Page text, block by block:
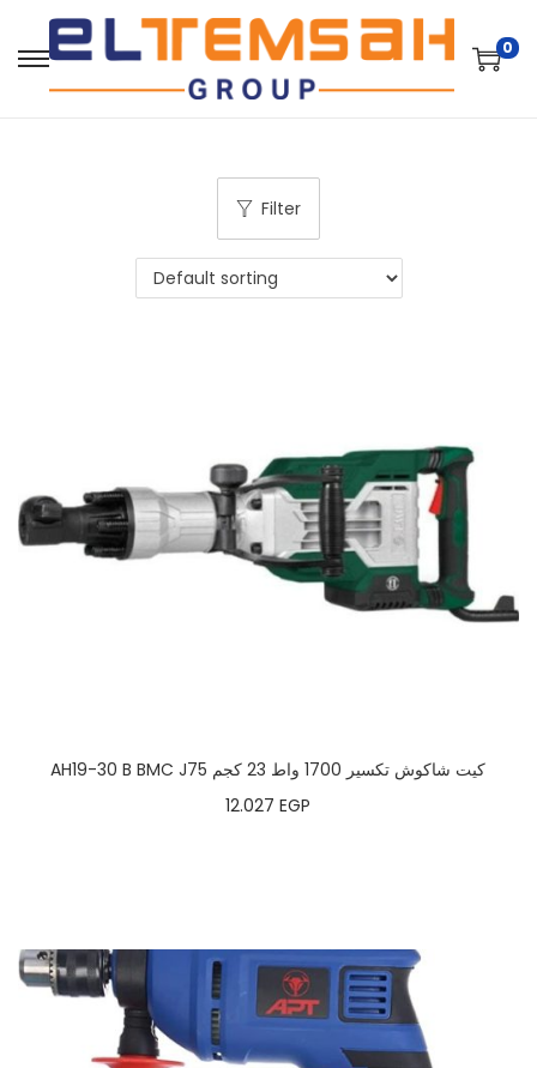
0
Filter
AH19-30 B BMC J75 كيت شاكوش تكسير 1700 واط 23 كجم
12.027EGP